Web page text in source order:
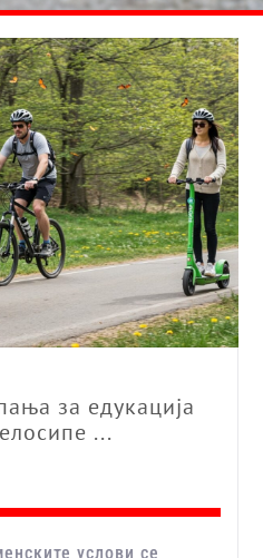
за едукација
...
услови се